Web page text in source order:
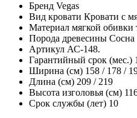
Бренд Vegas
Вид кровати Кровати с
Материал мягкой обивки
Порода древесины Сосна
Артикул АС-148.
Гарантийный срок (мес.)
Ширина (см) 158 / 178 /
Длина (см) 209 / 219
Высота изголовья (см)
Срок службы (лет) 10